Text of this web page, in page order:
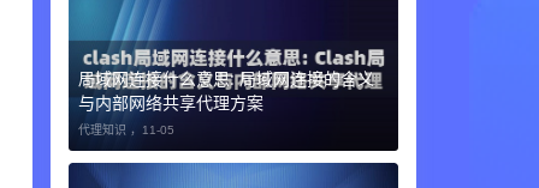
局域网连接什么意思: 局域网连接的含义
与内部网络共享代理方案
代理知识 ， 11-05